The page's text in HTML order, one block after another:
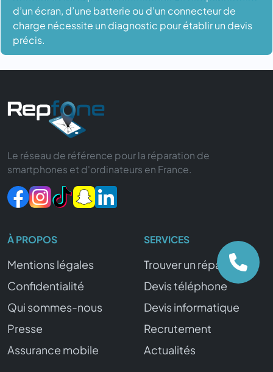
d’un écran, d’une batterie ou d’un connecteur de
charge nécessite un diagnostic pour établir un devis
précis.
Le réseau de référence pour la réparation de
smartphones et d'ordinateurs en France.
À PROPOS
Mentions légales
Confidentialité
Qui sommes-nous
Presse
Assurance mobile
SERVICES
Trouver un réparateur
Devis téléphone
Devis informatique
Recrutement
Actualités